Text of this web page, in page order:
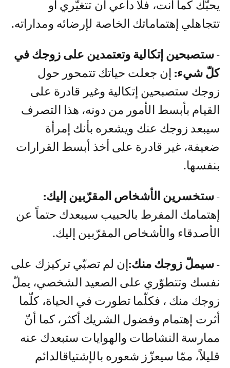
يحبّك كما أنت، فلا داعي أن تتغيّري أو
تتجاهلي إهتماماتك الخاصة لإرضائه ومداراته.
-ستصبحين إتكالية وتعتمدين على زوجك في
كلّ شيء: إن جعلت حياتك تتمحور حول
زوجك ستصبحين إتكالية وغير قادرة على
القيام بأبسط الأمور من دونه، هذا التصرف
سيبعد زوجك عنك ويشعره بأنك إمرأة
ضعيفة، غير قادرة على أخذ أبسط القرارات
بنفسها.
- ستخسرين الأشخاص المقرّبين إليك:
إهتمامك المفرط بالحبيب سيبعدك حتماً عن
الأصدقاء والأشخاص المقرّبين إليك.
- سيملّ زوجك منك: إن لم تصبّي تركيزك على
نفسك وتتطوّري على الصعيد الشخصي، يملّ
زوجك منك ، فكلّما تطورت في الحياة، كلّما
أثرت إهتمام وفضول الشريك أكثر، كما أنّ
ممارسة النشاطات والهوايات ستبعدك عنه
قليلاً، ممّا سيعزّز شعوره بالإشتياق الدائم